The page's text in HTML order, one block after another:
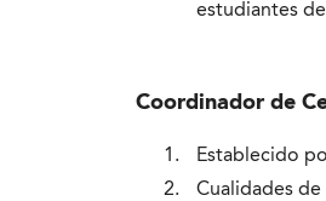
estudiantes
Coordinador de
Establecido
Cualidades